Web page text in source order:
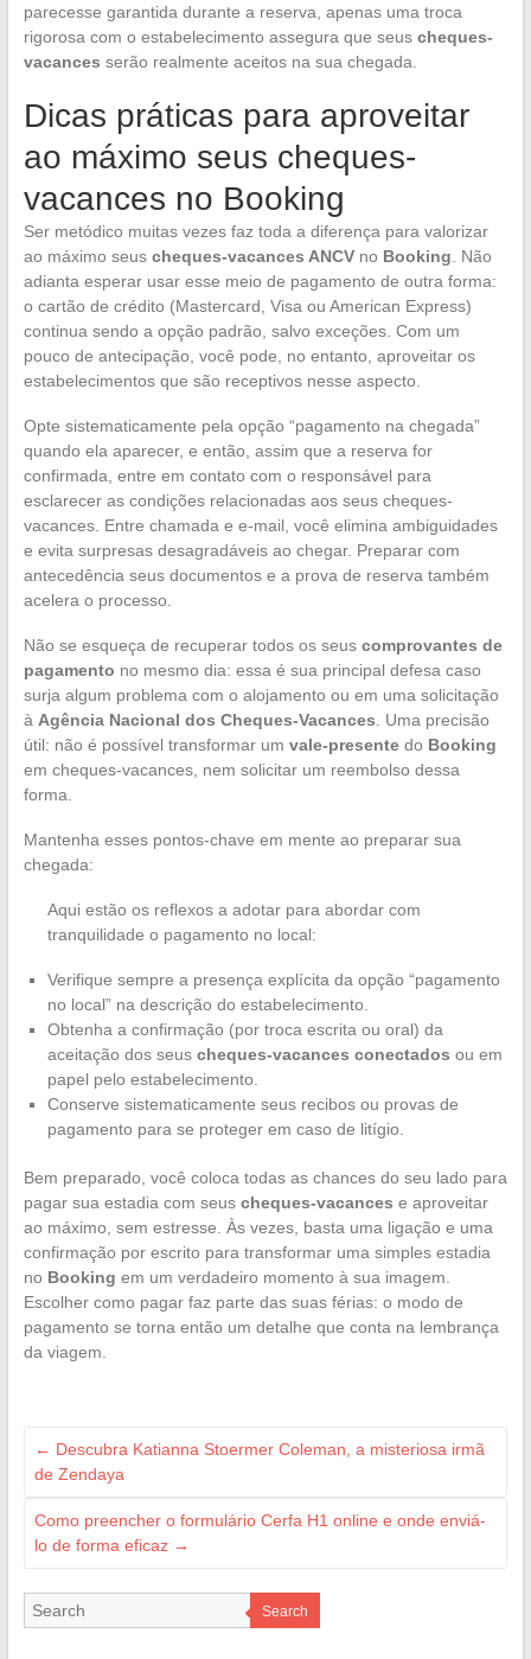
parecesse garantida durante a reserva, apenas uma troca
rigorosa com o estabelecimento assegura que seus cheques-
vacances serão realmente aceitos na sua chegada.
Dicas práticas para aproveitar
ao máximo seus cheques-
vacances no Booking
Ser metódico muitas vezes faz toda a diferença para valorizar
ao máximo seus cheques-vacances ANCVno Booking . Não
adianta esperar usar esse meio de pagamento de outra forma:
o cartão de crédito (Mastercard, Visa ou American Express)
continua sendo a opção padrão, salvo exceções. Com um
pouco de antecipação, você pode, no entanto, aproveitar os
estabelecimentos que são receptivos nesse aspecto.
Opte sistematicamente pela opção “pagamento na chegada”
quando ela aparecer, e então, assim que a reserva for
confirmada, entre em contato com o responsável para
esclarecer as condições relacionadas aos seus cheques-
vacances. Entre chamada e e-mail, você elimina ambiguidades
e evita surpresas desagradáveis ao chegar. Preparar com
antecedência seus documentos e a prova de reserva também
acelera o processo.
Não se esqueça de recuperar todos os seus comprovantes de
pagamento no mesmo dia: essa é sua principal defesa caso
surja algum problema com o alojamento ou em uma solicitação
à Agência Nacional dos Cheques-Vacances . Uma precisão
útil: não é possível transformar um vale-presentedo Booking
em cheques-vacances, nem solicitar um reembolso dessa
forma.
Mantenha esses pontos-chave em mente ao preparar sua
chegada:
Aqui estão os reflexos a adotar para abordar com
tranquilidade o pagamento no local:
Verifique sempre a presença explícita da opção “pagamento
no local” na descrição do estabelecimento.
Obtenha a confirmação (por troca escrita ou oral) da
aceitação dos seus cheques-vacances conectados ou em
papel pelo estabelecimento.
Conserve sistematicamente seus recibos ou provas de
pagamento para se proteger em caso de litígio.
Bem preparado, você coloca todas as chances do seu lado para
pagar sua estadia com seus cheques-vacances e aproveitar
ao máximo, sem estresse. Às vezes, basta uma ligação e uma
confirmação por escrito para transformar uma simples estadia
no Booking em um verdadeiro momento à sua imagem.
Escolher como pagar faz parte das suas férias: o modo de
pagamento se torna então um detalhe que conta na lembrança
da viagem.
← Descubra Katianna Stoermer Coleman, a misteriosa irmã
de Zendaya
Como preencher o formulário Cerfa H1 online e onde enviá-
lo de forma eficaz →
Search